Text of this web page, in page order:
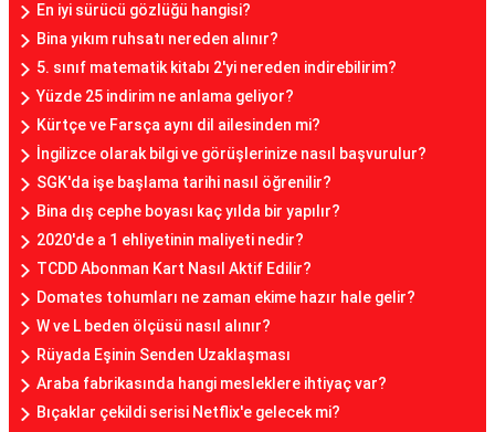
En iyi sürücü gözlüğü hangisi?
Bina yıkım ruhsatı nereden alınır?
5. sınıf matematik kitabı 2'yi nereden indirebilirim?
Yüzde 25 indirim ne anlama geliyor?
Kürtçe ve Farsça aynı dil ailesinden mi?
İngilizce olarak bilgi ve görüşlerinize nasıl başvurulur?
SGK'da işe başlama tarihi nasıl öğrenilir?
Bina dış cephe boyası kaç yılda bir yapılır?
2020'de a 1 ehliyetinin maliyeti nedir?
TCDD Abonman Kart Nasıl Aktif Edilir?
Domates tohumları ne zaman ekime hazır hale gelir?
W ve L beden ölçüsü nasıl alınır?
Rüyada Eşinin Senden Uzaklaşması
Araba fabrikasında hangi mesleklere ihtiyaç var?
Bıçaklar çekildi serisi Netflix'e gelecek mi?